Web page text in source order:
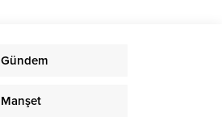
Gündem
Manşet